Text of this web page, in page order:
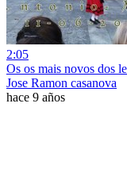
2:05
Os os mais novos dos
Jose Ramon casanova
hace 9 años